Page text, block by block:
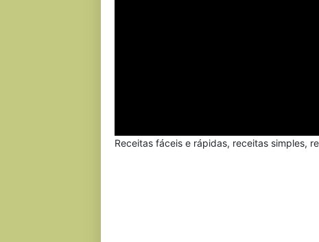
Receitas fáceis e rápidas, receitas simples,